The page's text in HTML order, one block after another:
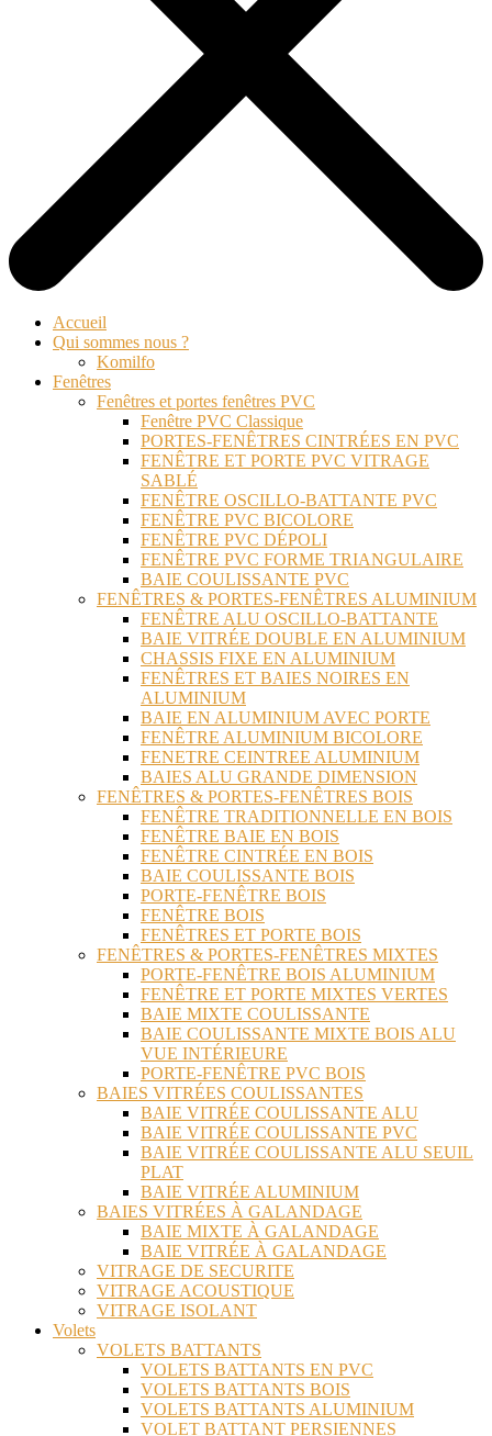
Accueil
Qui sommes nous ?
Komilfo
Fenêtres
Fenêtres et portes fenêtres PVC
Fenêtre PVC Classique
PORTES-FENÊTRES CINTRÉES EN PVC
FENÊTRE ET PORTE PVC VITRAGE
SABLÉ
FENÊTRE OSCILLO-BATTANTE PVC
FENÊTRE PVC BICOLORE
FENÊTRE PVC DÉPOLI
FENÊTRE PVC FORME TRIANGULAIRE
BAIE COULISSANTE PVC
FENÊTRES & PORTES-FENÊTRES ALUMINIUM
FENÊTRE ALU OSCILLO-BATTANTE
BAIE VITRÉE DOUBLE EN ALUMINIUM
CHASSIS FIXE EN ALUMINIUM
FENÊTRES ET BAIES NOIRES EN
ALUMINIUM
BAIE EN ALUMINIUM AVEC PORTE
FENÊTRE ALUMINIUM BICOLORE
FENETRE CEINTREE ALUMINIUM
BAIES ALU GRANDE DIMENSION
FENÊTRES & PORTES-FENÊTRES BOIS
FENÊTRE TRADITIONNELLE EN BOIS
FENÊTRE BAIE EN BOIS
FENÊTRE CINTRÉE EN BOIS
BAIE COULISSANTE BOIS
PORTE-FENÊTRE BOIS
FENÊTRE BOIS
FENÊTRES ET PORTE BOIS
FENÊTRES & PORTES-FENÊTRES MIXTES
PORTE-FENÊTRE BOIS ALUMINIUM
FENÊTRE ET PORTE MIXTES VERTES
BAIE MIXTE COULISSANTE
BAIE COULISSANTE MIXTE BOIS ALU
VUE INTÉRIEURE
PORTE-FENÊTRE PVC BOIS
BAIES VITRÉES COULISSANTES
BAIE VITRÉE COULISSANTE ALU
BAIE VITRÉE COULISSANTE PVC
BAIE VITRÉE COULISSANTE ALU SEUIL
PLAT
BAIE VITRÉE ALUMINIUM
BAIES VITRÉES À GALANDAGE
BAIE MIXTE À GALANDAGE
BAIE VITRÉE À GALANDAGE
VITRAGE DE SECURITE
VITRAGE ACOUSTIQUE
VITRAGE ISOLANT
Volets
VOLETS BATTANTS
VOLETS BATTANTS EN PVC
VOLETS BATTANTS BOIS
VOLETS BATTANTS ALUMINIUM
VOLET BATTANT PERSIENNES